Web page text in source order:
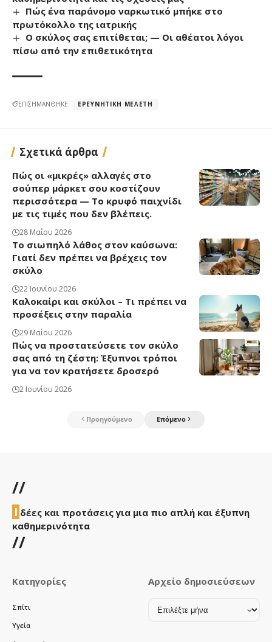
Πώς ένα παράνομο ναρκωτικό μπήκε στο
πρωτόκολλο της ιατρικής
Ο σκύλος σας επιτίθεται; — Οι αθέατοι λόγοι
πίσω από την επιθετικότητα
ΕΠΙΣΗΜΑΝΘΗΚΕ: ΕΡΕΥΝΗΤΙΚΉ ΜΕΛΈΤΗ
Σχετικά άρθρα
Πώς οι «μικρές» αλλαγές στο
σούπερ μάρκετ σου κοστίζουν
περισσότερα — Το κρυφό παιχνίδι
με τις τιμές που δεν βλέπεις.
28 Μαΐου 2026
Το σιωπηλό λάθος στον καύσωνα:
Γιατί δεν πρέπει να βρέχεις τον
σκύλο
22 Ιουνίου 2026
Καλοκαίρι και σκύλοι – Τι πρέπει να
προσέξεις στην παραλία
29 Μαΐου 2026
Πώς να προστατεύσετε τον σκύλο
σας από τη ζέστη: Έξυπνοι τρόποι
για να τον κρατήσετε δροσερό
2 Ιουνίου 2026
Προηγούμενο Επόμενο
//
Ι δέες και προτάσεις για μια πιο απλή και έξυπνη
καθημερινότητα
//
Κατηγορίες
Σπίτι
Υγεία
Αρχείο δημοσιεύσεων
Αρχείο